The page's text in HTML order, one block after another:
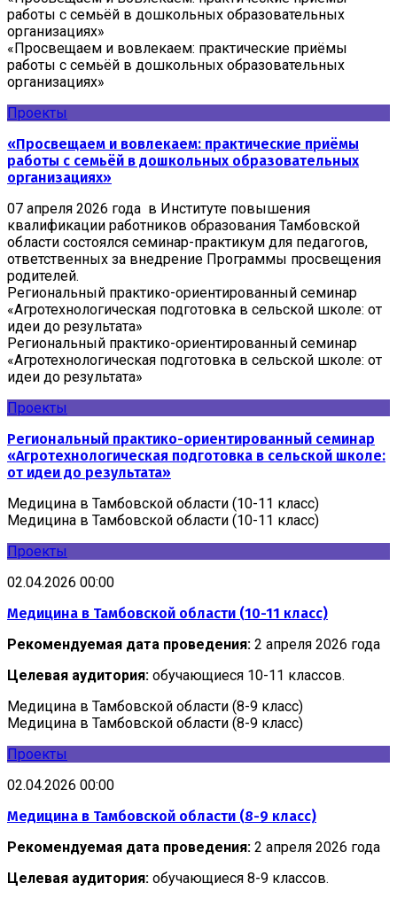
работы с семьёй в дошкольных образовательных
организациях»
«Просвещаем и вовлекаем: практические приёмы
работы с семьёй в дошкольных образовательных
организациях»
Проекты
«Просвещаем и вовлекаем: практические приёмы
работы с семьёй в дошкольных образовательных
организациях»
07 апреля 2026 года в Институте повышения
квалификации работников образования Тамбовской
области состоялся семинар-практикум для педагогов,
ответственных за внедрение Программы просвещения
родителей.
Региональный практико-ориентированный семинар
«Агротехнологическая подготовка в сельской школе: от
идеи до результата»
Региональный практико-ориентированный семинар
«Агротехнологическая подготовка в сельской школе: от
идеи до результата»
Проекты
Региональный практико-ориентированный семинар
«Агротехнологическая подготовка в сельской школе:
от идеи до результата»
Медицина в Тамбовской области (10-11 класс)
Медицина в Тамбовской области (10-11 класс)
Проекты
02.04.2026 00:00
Медицина в Тамбовской области (10-11 класс)
Рекомендуемая дата проведения: 2 апреля 2026 года
Целевая аудитория: обучающиеся 10-11 классов.
Медицина в Тамбовской области (8-9 класс)
Медицина в Тамбовской области (8-9 класс)
Проекты
02.04.2026 00:00
Медицина в Тамбовской области (8-9 класс)
Рекомендуемая дата проведения: 2 апреля 2026 года
Целевая аудитория: обучающиеся 8-9 классов.